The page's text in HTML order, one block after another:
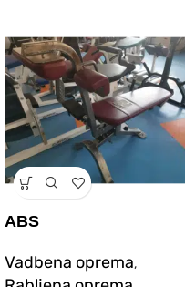
ABS
A FITNES KLOP ZA
Vadbena oprema,